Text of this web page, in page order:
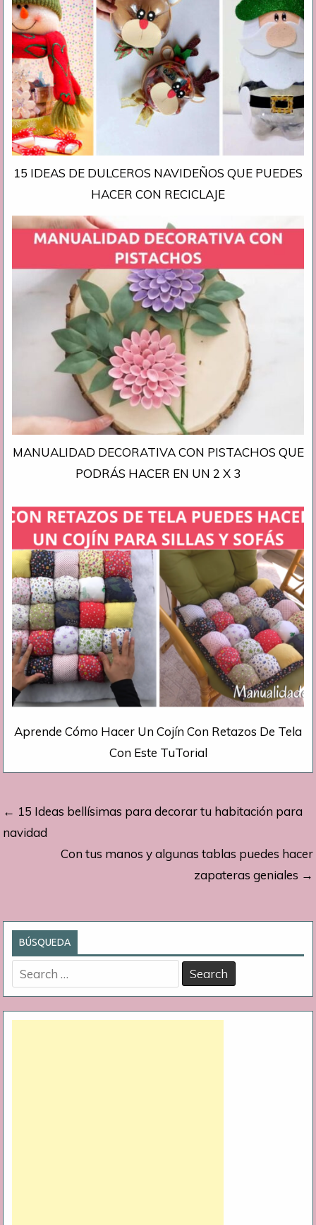
15 IDEAS DE DULCEROS NAVIDEÑOS QUE PUEDES
HACER CON RECICLAJE
MANUALIDAD DECORATIVA CON PISTACHOS QUE
PODRÁS HACER EN UN 2 X 3
Aprende Cómo Hacer Un Cojín Con Retazos De Tela
Con Este TuTorial
Navegación
de
entradas
← 15 Ideas bellísimas para decorar tu habitación para
navidad
Con tus manos y algunas tablas puedes hacer
zapateras geniales →
BÚSQUEDA
Search
for: